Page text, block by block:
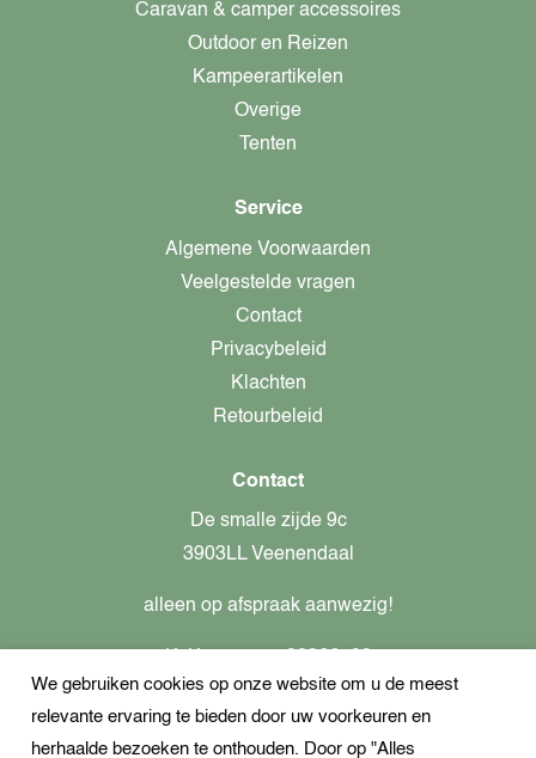
Caravan & camper accessoires
Outdoor en Reizen
Kampeerartikelen
Overige
Tenten
Service
Algemene Voorwaarden
Veelgestelde vragen
Contact
Privacybeleid
Klachten
Retourbeleid
Contact
De smalle zijde 9c
3903LL Veenendaal
alleen op afspraak aanwezig!
Btw-nummer: nl862437301B01
+31621944547
We gebruiken cookies op onze website om u de meest
relevante ervaring te bieden door uw voorkeuren en
herhaalde bezoeken te onthouden. Door op "Alles